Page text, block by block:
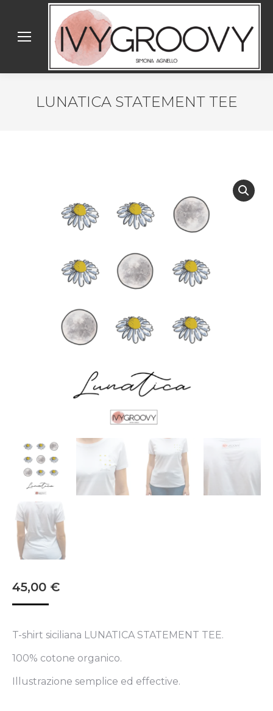
LUNATICA STATEMENT TEE
45,00 €
T-shirt siciliana LUNATICA STATEMENT TEE.
100% cotone organico.
Illustrazione semplice ed effective.